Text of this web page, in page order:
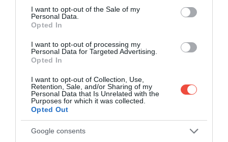
consent section.
I want to opt-out of the Sale of my
Personal Data.
Opted In
I want to opt-out of processing my
Personal Data for Targeted Advertising.
Opted In
I want to opt-out of Collection, Use,
Retention, Sale, and/or Sharing of my
Personal Data that Is Unrelated with the
Purposes for which it was collected.
Opted Out
Google consents
Lemur catta Foto: Mathias Appel (CCO)
Lanțurile muntoase separă estul umed, dominat de
păduri tropicale și păduri de ceață, de vestul și sudul
mai uscate. În vest apar formațiuni de calcar și
întinderi cu precipitații reduse, în timp ce în est
râurile și vegetația densă modelează un cu totul